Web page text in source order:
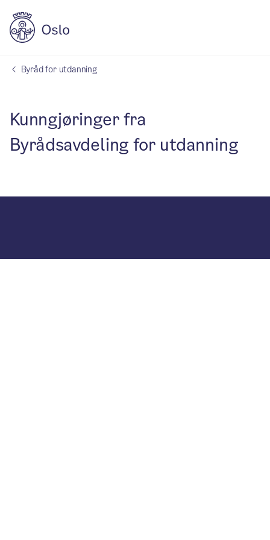
Byråd for utdanning
Kunngjøringer fra
Byrådsavdeling for utdanning